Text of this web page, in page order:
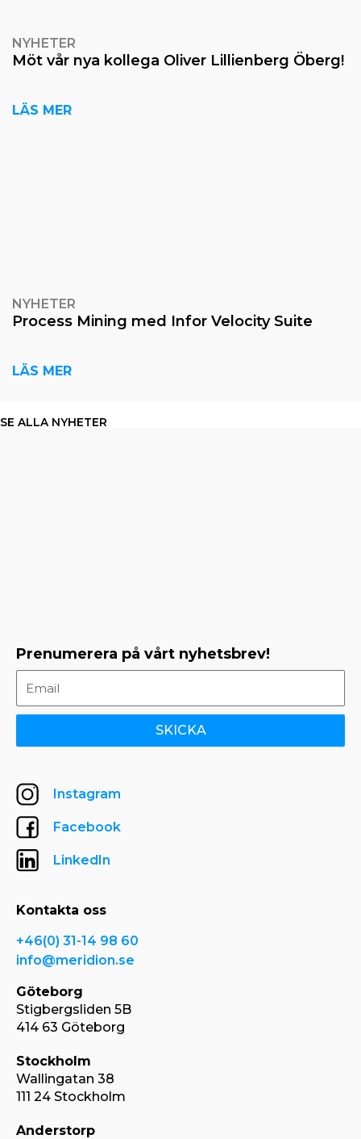
NYHETER
Möt vår nya kollega Oliver Lillienberg Öberg!
LÄS MER
NYHETER
Process Mining med Infor Velocity Suite
LÄS MER
SE ALLA NYHETER
Kontakta oss
+46(0) 31-14 98 60
info@meridion.se
Göteborg
Stigbergsliden 5B
414 63 Göteborg
Stockholm
Wallingatan 38
111 24 Stockholm
Anderstorp
Prenumerera på vårt nyhetsbrev!
SKICKA
Instagram
Facebook
LinkedIn